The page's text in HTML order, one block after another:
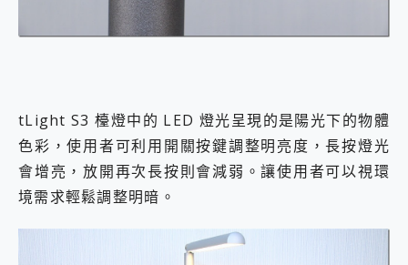
tLight S3 檯燈中的 LED 燈光呈現的是陽光下的物體
色彩，使用者可利用開關按鍵調整明亮度，長按燈光
會增亮，放開再次長按則會減弱。讓使用者可以視環
境需求輕鬆調整明暗。